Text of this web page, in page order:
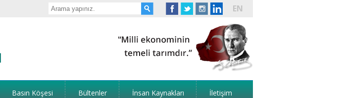
EN
Basın Köşesi Bültenler İnsan Kaynakları İletişim